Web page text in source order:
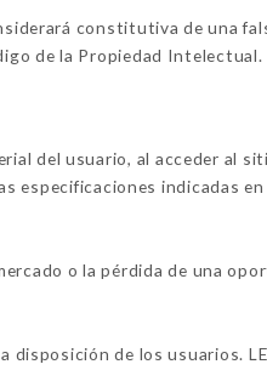
constitutiva de una
de la Propiedad Intelectual.
del usuario, al acceder al
especificaciones indicadas
o la pérdida de una
de los usuarios.